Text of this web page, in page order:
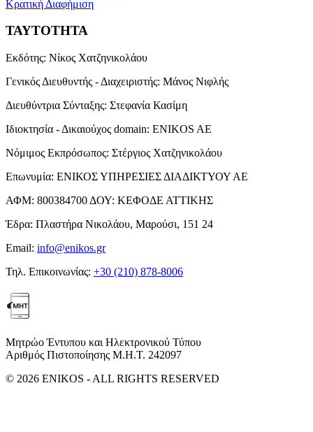
Κρατική Διαφήμιση
ΤΑΥΤΟΤΗΤΑ
Εκδότης: Νίκος Χατζηνικολάου
Γενικός Διευθυντής - Διαχειριστής: Μάνος Νιφλής
Διευθύντρια Σύνταξης: Στεφανία Κασίμη
Ιδιοκτησία - Δικαιούχος domain: ENIKOS AE
Νόμιμος Εκπρόσωπος: Στέργιος Χατζηνικολάου
Επωνυμία: ΕΝΙΚΟΣ ΥΠΗΡΕΣΙΕΣ ΔΙΑΔΙΚΤΥΟΥ ΑΕ
ΑΦΜ: 800384700 ΔΟΥ: ΚΕΦΟΔΕ ΑΤΤΙΚΗΣ
Έδρα: Πλαστήρα Νικολάου, Μαρούσι, 151 24
Email: info@enikos.gr
Τηλ. Επικοινωνίας: +30 (210) 878-8006
Μητρώο Έντυπου και Ηλεκτρονικού Τύπου
Αριθμός Πιστοποίησης Μ.Η.Τ. 242097
© 2026 ENIKOS - ALL RIGHTS RESERVED